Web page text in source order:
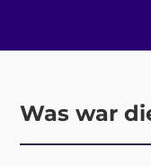
Was war